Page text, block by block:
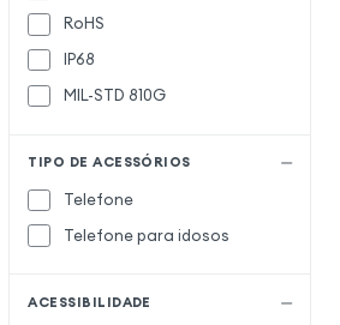
RoHS
IP68
MIL-STD 810G
TIPO DE ACESSÓRIOS
Telefone
Telefone para idosos
ACESSIBILIDADE